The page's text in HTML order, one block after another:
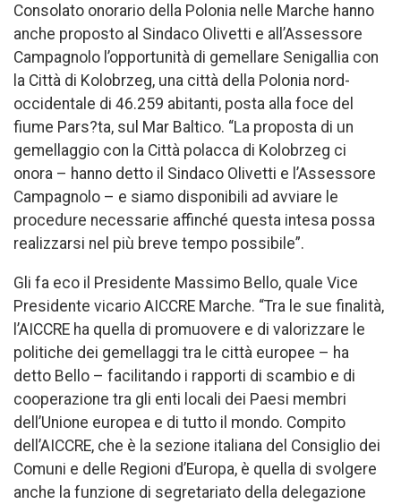
Consolato onorario della Polonia nelle Marche hanno
anche proposto al Sindaco Olivetti e all’Assessore
Campagnolo l’opportunità di gemellare Senigallia con
la Città di Kolobrzeg, una città della Polonia nord-
occidentale di 46.259 abitanti, posta alla foce del
fiume Pars?ta, sul Mar Baltico. “La proposta di un
gemellaggio con la Città polacca di Kolobrzeg ci
onora – hanno detto il Sindaco Olivetti e l’Assessore
Campagnolo – e siamo disponibili ad avviare le
procedure necessarie affinché questa intesa possa
realizzarsi nel più breve tempo possibile”.
Gli fa eco il Presidente Massimo Bello, quale Vice
Presidente vicario AICCRE Marche. “Tra le sue finalità,
l’AICCRE ha quella di promuovere e di valorizzare le
politiche dei gemellaggi tra le città europee – ha
detto Bello – facilitando i rapporti di scambio e di
cooperazione tra gli enti locali dei Paesi membri
dell’Unione europea e di tutto il mondo. Compito
dell’AICCRE, che è la sezione italiana del Consiglio dei
Comuni e delle Regioni d’Europa, è quella di svolgere
anche la funzione di segretariato della delegazione